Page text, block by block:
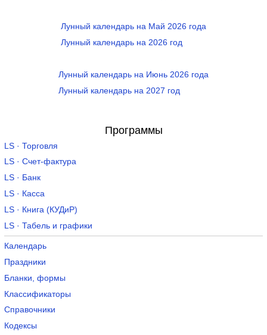
Лунный календарь на Май 2026 года
Лунный календарь на 2026 год
Лунный календарь на Июнь 2026 года
Лунный календарь на 2027 год
Программы
LS · Торговля
LS · Счет-фактура
LS · Банк
LS · Касса
LS · Книга (КУДиР)
LS · Табель и графики
Календарь
Праздники
Бланки, формы
Классификаторы
Справочники
Кодексы